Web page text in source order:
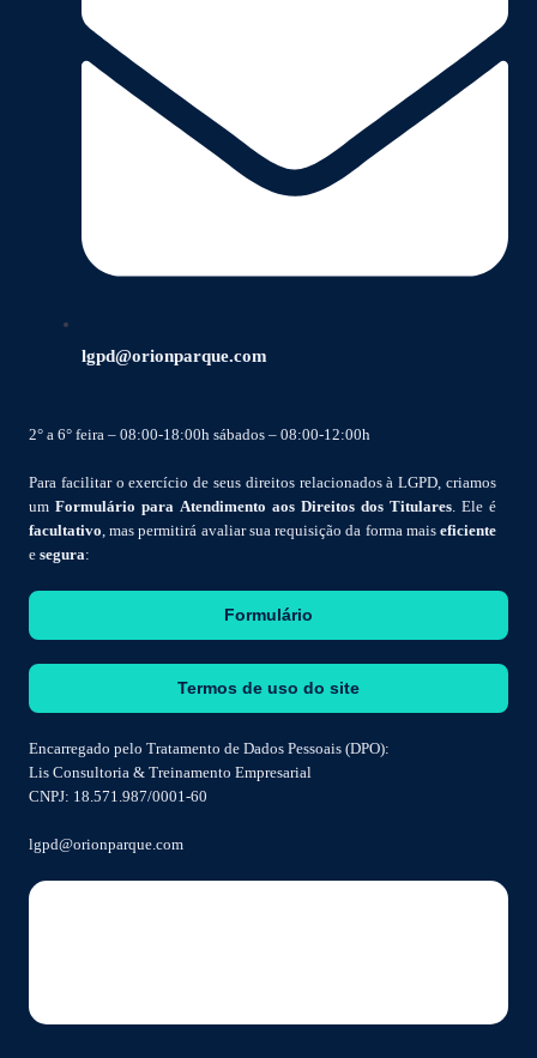
lgpd@orionparque.com
2° a 6° feira – 08:00-18:00h sábados – 08:00-12:00h
Para facilitar o exercício de seus direitos relacionados à LGPD, criamos
um Formulário para Atendimento aos Direitos dos Titulares. Ele é
facultativo, mas permitirá avaliar sua requisição da forma mais eficiente
e segura:
Formulário
Termos de uso do site
Encarregado pelo Tratamento de Dados Pessoais (DPO):
Lis Consultoria & Treinamento Empresarial
CNPJ: 18.571.987/0001-60
lgpd@orionparque.com